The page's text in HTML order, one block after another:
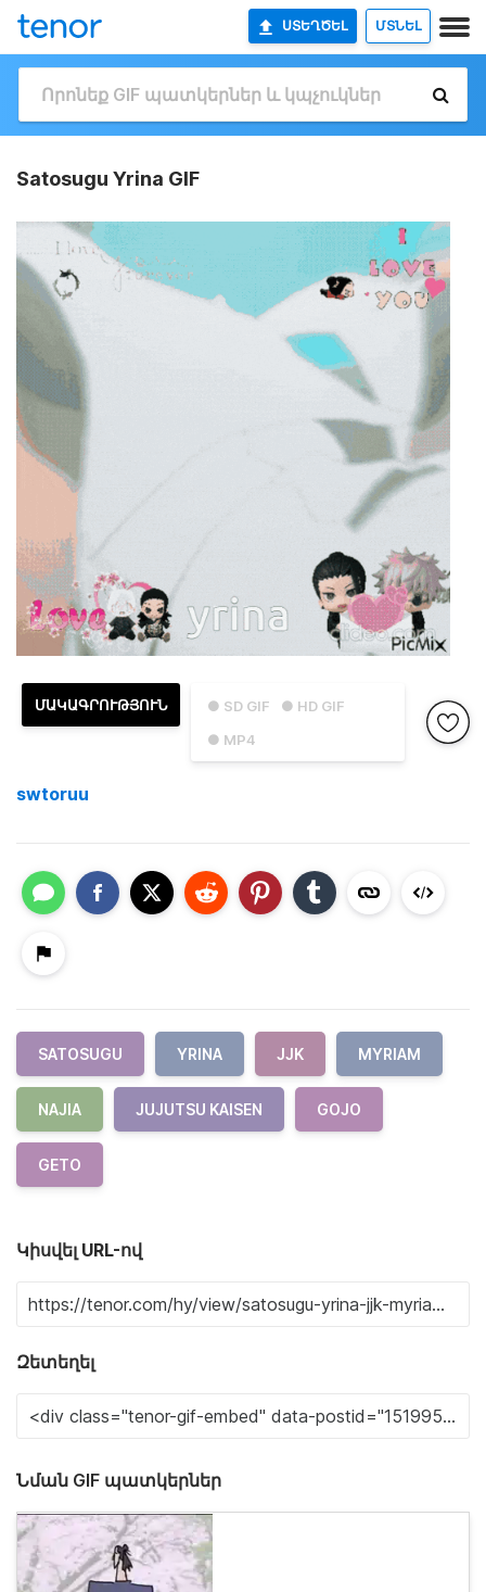
ՍՏԵՂԾԵԼ ՄՏՆԵԼ
Satosugu Yrina GIF
● SD GIF
● HD GIF
● MP4
ՄԱԿԱԳՐՈՒԹՅՈՒՆ
swtoruu
SATOSUGU YRINA JJK MYRIAM
NAJIA JUJUTSU KAISEN GOJO
GETO
Կիսվել URL-ով
Զետեղել
Նման GIF պատկերներ